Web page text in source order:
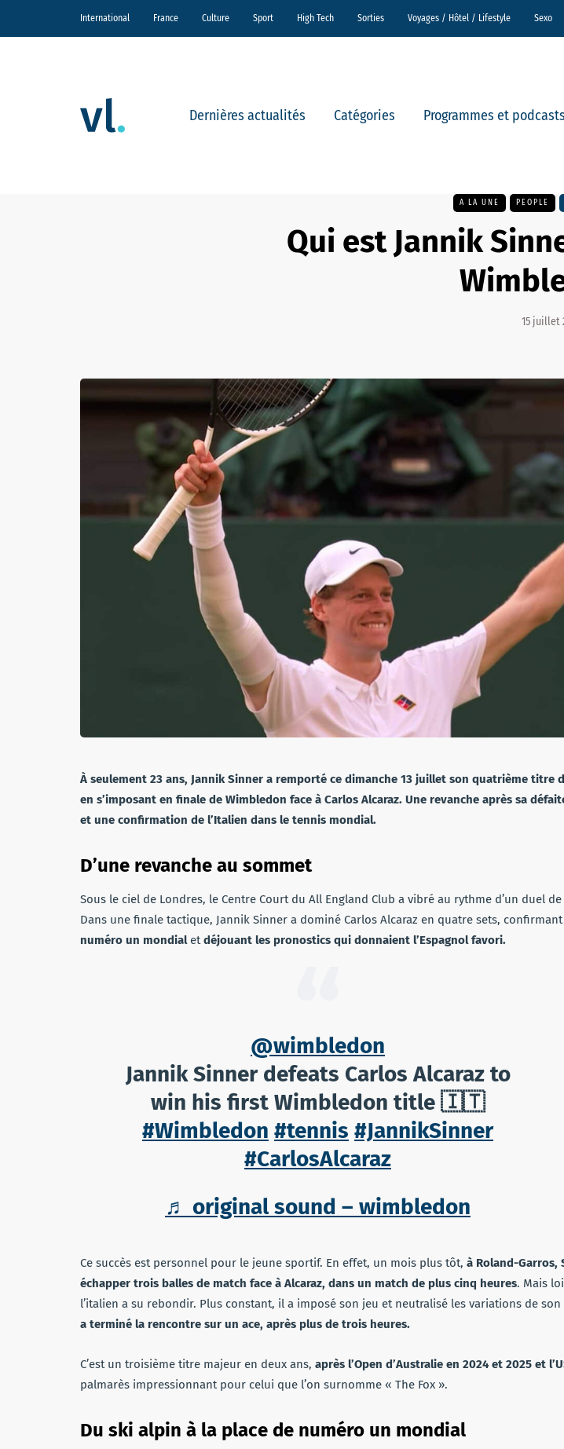
International France Culture Sport High Tech Sorties Voyages / Hôtel / Lifestyle Sexo
Dernières actualités Catégories Programmes et podcasts
A LA UNE PEOPLE
Qui est Jannik
15 juillet
À seulement 23 ans, Jannik Sinner a remporté ce dimanche 13 juillet son quatrième titre
en s’imposant en finale de Wimbledon face à Carlos Alcaraz. Une revanche après sa
et une confirmation de l’Italien dans le tennis mondial.
D’une revanche au sommet
Sous le ciel de Londres, le Centre Court du All England Club a vibré au rythme d’un duel
Dans une finale tactique, Jannik Sinner a dominé Carlos Alcaraz en quatre sets,
numéro un mondial et déjouant les pronostics qui donnaient l’Espagnol favori.
@wimbledon
Jannik Sinner defeats Carlos Alcaraz to
win his first Wimbledon title 🇮🇹
#Wimbledon #tennis #JannikSinner
#CarlosAlcaraz
♬ original sound – wimbledon
Ce succès est personnel pour le jeune sportif. En effet, un mois plus tôt, à Roland-Garros,
échapper trois balles de match face à Alcaraz, dans un match de plus cinq heures. Mais
l’italien a su rebondir. Plus constant, il a imposé son jeu et neutralisé les variations de son
a terminé la rencontre sur un ace, après plus de trois heures.
C’est un troisième titre majeur en deux ans, après l’Open d’Australie en 2024 et 2025 et
palmarès impressionnant pour celui que l’on surnomme « The Fox ».
Du ski alpin à la place de numéro un mondial